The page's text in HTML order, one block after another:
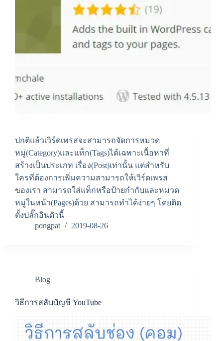
ปกติแล้วเวิร์ดเพรสจะสามารถจัดการหมวด
หมู่(Category)และแท็ก(Tags)ได้เฉพาะเนื้อหาที่
สร้างเป็นประเภท เรื่อง(Post)เท่านั้น แต่สำหรับ
ใครที่ต้องการเพิ่มความสามารถให้เวิร์ดเพรส
ของเรา สามารถใส่แท็กหรือป้ายกำกับและหมวด
หมู่ในหน้า(Pages)ด้วย สามารถทำได้ง่ายๆ โดยติด
ตั้งปลั๊กอินตัวนี้
pongpat
2019-08-26
Blog
วิธีการสลับบัญชี YouTube